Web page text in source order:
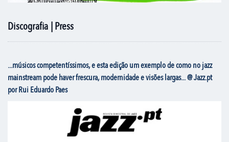
Discografia | Press
...músicos competentíssimos, e esta edição um exemplo de como no jazz
mainstream pode haver frescura, modernidade e visões largas... @ Jazz.pt
por Rui Eduardo Paes